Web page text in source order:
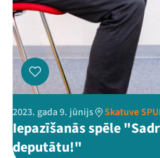
2023. gada 9. jūnijs Skatuve
Iepazīšanās spēle
deputātu!"